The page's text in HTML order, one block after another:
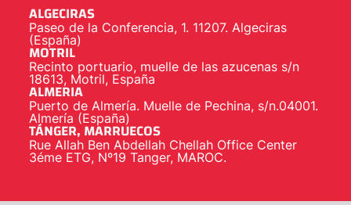
ALGECIRAS
Paseo de la Conferencia, 1. 11207. Algeciras
(España)
MOTRIL
Recinto portuario, muelle de las azucenas s/n
18613, Motril, España
ALMERIA
Puerto de Almería. Muelle de Pechina, s/n.04001.
Almería (España)
TÁNGER, MARRUECOS
Rue Allah Ben Abdellah Chellah Office Center
3éme ETG, Nº19 Tanger, MAROC.